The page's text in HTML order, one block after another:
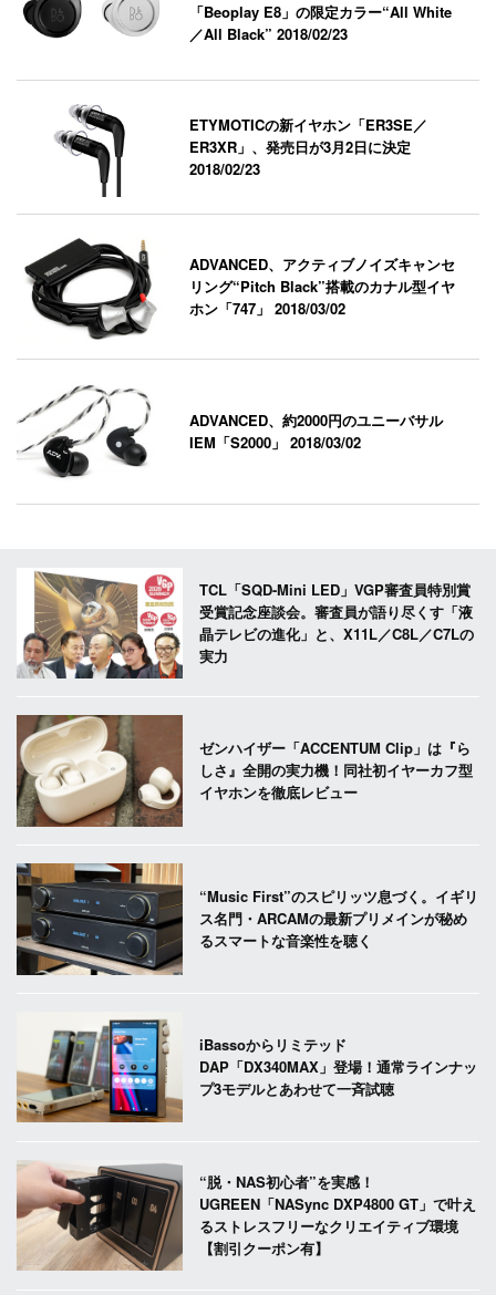
「Beoplay E8」の限定カラー“All White
／All Black”2018/02/23
ETYMOTICの新イヤホン「ER3SE／
ER3XR」、発売日が3月2日に決定
2018/02/23
ADVANCED、アクティブノイズキャンセ
リング“Pitch Black”搭載のカナル型イヤ
ホン「747」2018/03/02
ADVANCED、約2000円のユニーバサル
IEM「S2000」2018/03/02
TCL「SQD-Mini LED」VGP審査員特別賞
受賞記念座談会。審査員が語り尽くす「液
晶テレビの進化」と、X11L／C8L／C7Lの
実力
ゼンハイザー「ACCENTUM Clip」は『ら
しさ』全開の実力機！同社初イヤーカフ型
イヤホンを徹底レビュー
“Music First”のスピリッツ息づく。イギリ
ス名門・ARCAMの最新プリメインが秘め
るスマートな音楽性を聴く
iBassoからリミテッド
DAP「DX340MAX」登場！通常ラインナッ
プ3モデルとあわせて一斉試聴
“脱・NAS初心者”を実感！
UGREEN「NASync DXP4800 GT」で叶え
るストレスフリーなクリエイティブ環境
【割引クーポン有】